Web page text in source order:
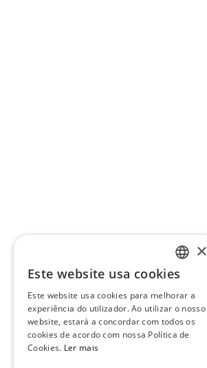
PORTUGUESE
ENGLISH
×
Este website usa cookies
Este website usa cookies para melhorar a
experiência do utilizador. Ao utilizar o nosso
website, estará a concordar com todos os
cookies de acordo com nossa Política de
Cookies. Ler mais